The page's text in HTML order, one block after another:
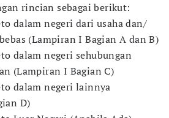
rincian sebagai berikut:
dalam negeri dari usaha dan/
(Lampiran I Bagian A dan B)
dalam negeri sehubungan
(Lampiran I Bagian C)
dalam negeri lainnya
D)